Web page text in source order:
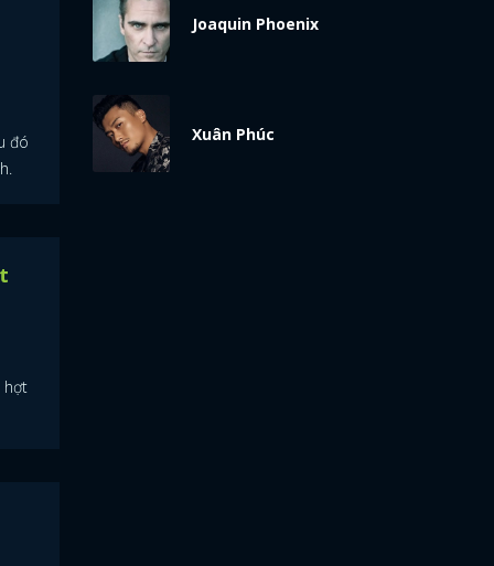
đó
hợt
Joaquin Phoenix
Xuân Phúc